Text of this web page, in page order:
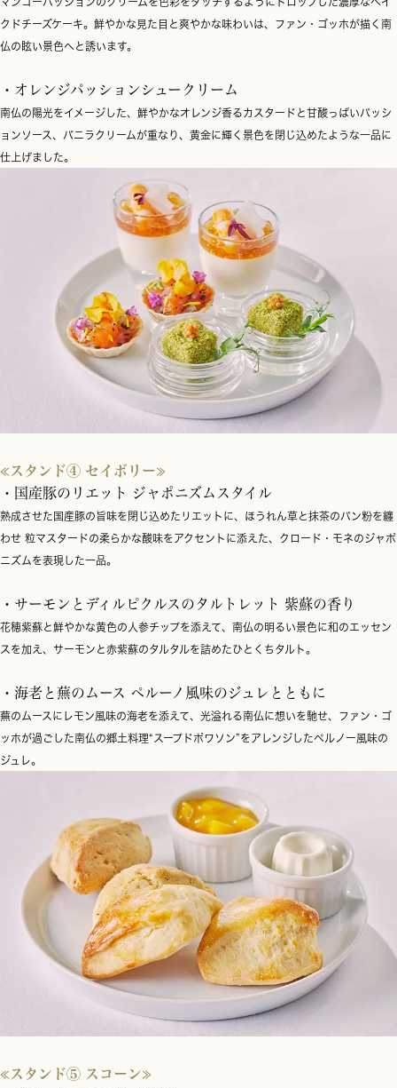
クドチーズケーキ。鮮やかな見た目と爽やかな味わいは、ファン・ゴッホが描く南
仏の眩い景色へと誘います。
・オレンジパッションシュークリーム
南仏の陽光をイメージした、鮮やかなオレンジ香るカスタードと甘酸っぱいパッシ
ョンソース、バニラクリームが重なり、黄金に輝く景色を閉じ込めたような一品に
仕上げました。
≪スタンド④ セイボリー≫
・国産豚のリエット ジャポニズムスタイル
熟成させた国産豚の旨味を閉じ込めたリエットに、ほうれん草と抹茶のパン粉を纏
わせ 粒マスタードの柔らかな酸味をアクセントに添えた、クロード・モネのジャポ
ニズムを表現した一品。
・サーモンとディルピクルスのタルトレット 紫蘇の香り
花穂紫蘇と鮮やかな黄色の人参チップを添えて、南仏の明るい景色に和のエッセン
スを加え、サーモンと赤紫蘇のタルタルを詰めたひとくちタルト。
・海老と蕪のムース ペルーノ風味のジュレとともに
蕪のムースにレモン風味の海老を添えて、光溢れる南仏に想いを馳せ、ファン・ゴ
ッホが過ごした南仏の郷土料理“スープドポワソン”をアレンジしたペルノー風味の
ジュレ。
≪スタンド⑤ スコーン≫